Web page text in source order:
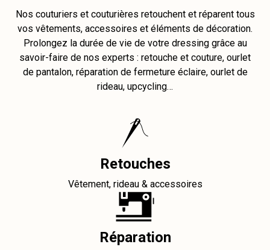
Nos couturiers et couturières retouchent et réparent tous
vos vêtements, accessoires et éléments de décoration.
Prolongez la durée de vie de votre dressing grâce au
savoir-faire de nos experts : retouche et couture, ourlet
de pantalon, réparation de fermeture éclaire, ourlet de
rideau, upcycling…
Retouches
Vêtement, rideau & accessoires
Réparation